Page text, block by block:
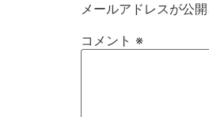
メールアドレスが公
コメント ※